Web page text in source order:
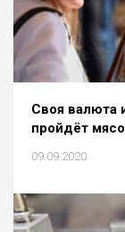
Своя валюта
пройдёт
09.09.2020